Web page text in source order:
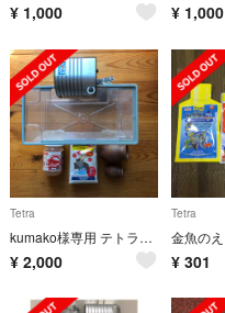
¥ 1,000 ¥ 1,000
Tetra
kumako様専用 テトラ水槽 & ザリガニ飼育用砂他
¥ 2,000
Tetra
¥ 301